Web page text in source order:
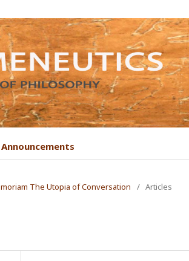
Announcements
The Utopia of Conversation / Articles